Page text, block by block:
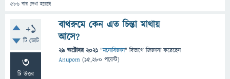
586 বার দেখা হয়েছে
+1
টি ভোট
3
টি উত্তর
বাথরুমে কেন এত চিন্তা মাথায়
আসে?
29 অক্টোবর 2021 "মনোবিজ্ঞান" বিভাগে জিজ্ঞাসাকরেছেন
Anupom (15,280 পয়েন্ট)